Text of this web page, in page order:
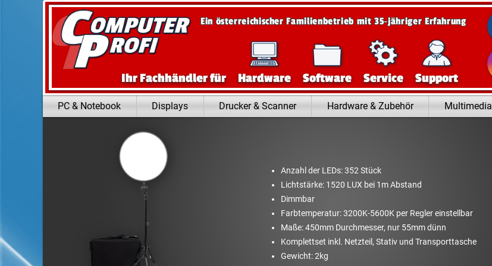
Zum Inhalt springen
Ein österreichischer Familienbetrieb mit 35‑jähriger Erfahrung
Ihr Fachhändler für Hardware Software Service Support
PC & Notebook Displays Drucker & Scanner Hardware & Zubehör Multimedia
Anzahl der LEDs: 352 Stück
Lichtstärke: 1520 LUX bei 1m Abstand
Dimmbar
Farbtemperatur: 3200K-5600K per Regler einstellbar
Maße: 450mm Durchmesser, nur 55mm dünn
Komplettset inkl. Netzteil, Stativ und Transporttasche
Gewicht: 2kg